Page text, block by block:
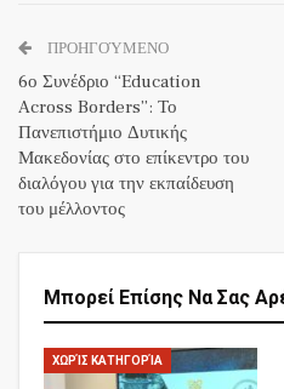
ΠΡΟΗΓΟΎΜΕΝΟ
6ο Συνέδριο “Education
Across Borders”: Το
Πανεπιστήμιο Δυτικής
Μακεδονίας στο επίκεντρο του
διαλόγου για την εκπαίδευση
του μέλλοντος
Μπορεί Επίσης Να Σας
ΧΩΡΊΣ ΚΑΤΗΓΟΡΊΑ